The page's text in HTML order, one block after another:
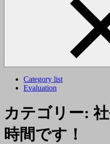
Category list
Evaluation
カテゴリー:
時間です！